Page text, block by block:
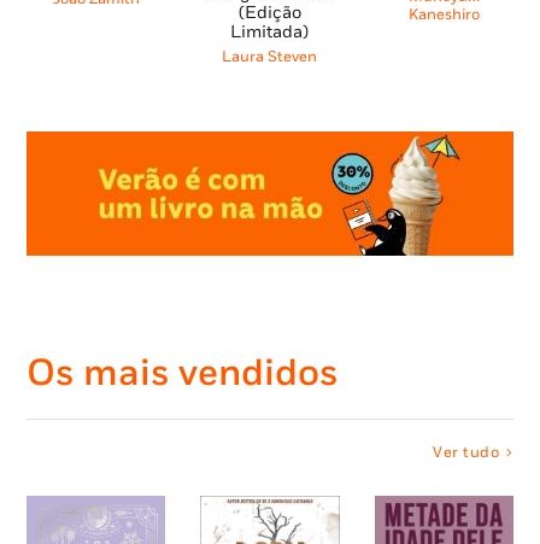
25,45 €.
(Edição
Limitada)
Laura Steven
10,95 €.
Kaneshiro
Os mais vendidos
Ver tudo